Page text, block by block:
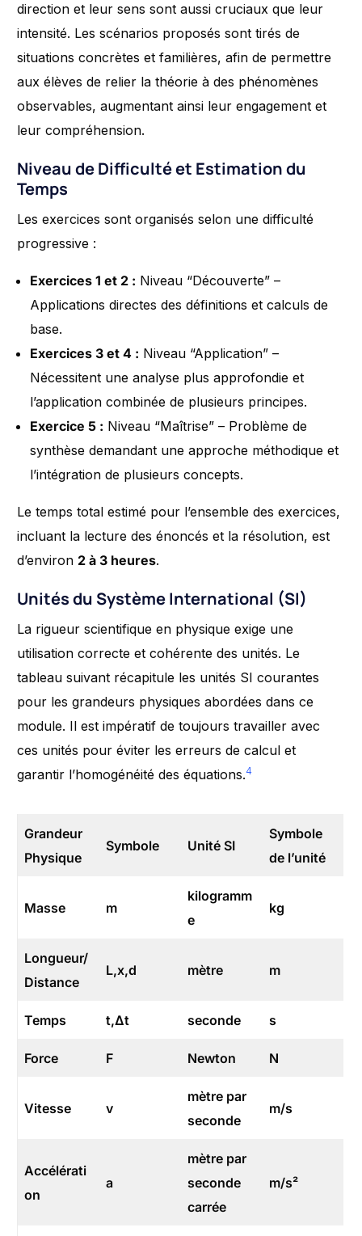
direction et leur sens sont aussi cruciaux que leur
intensité. Les scénarios proposés sont tirés de
situations concrètes et familières, afin de permettre
aux élèves de relier la théorie à des phénomènes
observables, augmentant ainsi leur engagement et
leur compréhension.
Niveau de Difficulté et Estimation du
Temps
Les exercices sont organisés selon une difficulté
progressive :
Exercices 1 et 2 : Niveau “Découverte” –
Applications directes des définitions et calculs de
base.
Exercices 3 et 4 : Niveau “Application” –
Nécessitent une analyse plus approfondie et
l’application combinée de plusieurs principes.
Exercice 5 : Niveau “Maîtrise” – Problème de
synthèse demandant une approche méthodique et
l’intégration de plusieurs concepts.
Le temps total estimé pour l’ensemble des exercices,
incluant la lecture des énoncés et la résolution, est
d’environ 2 à 3 heures.
Unités du Système International (SI)
La rigueur scientifique en physique exige une
utilisation correcte et cohérente des unités. Le
tableau suivant récapitule les unités SI courantes
pour les grandeurs physiques abordées dans ce
module. Il est impératif de toujours travailler avec
ces unités pour éviter les erreurs de calcul et
garantir l’homogénéité des équations.4
Grandeur
Physique
Symbole Unité SI
Symbole
de l’unité
Masse m
kilogramm
e
kg
Longueur/
Distance
L,x,d mètre m
Temps t,Δt seconde s
Force F Newton N
Vitesse v
mètre par
seconde
m/s
Accélérati
on
a
mètre par
seconde
carrée
m/s²